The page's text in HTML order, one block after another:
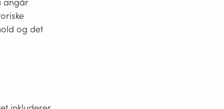
angår
og det